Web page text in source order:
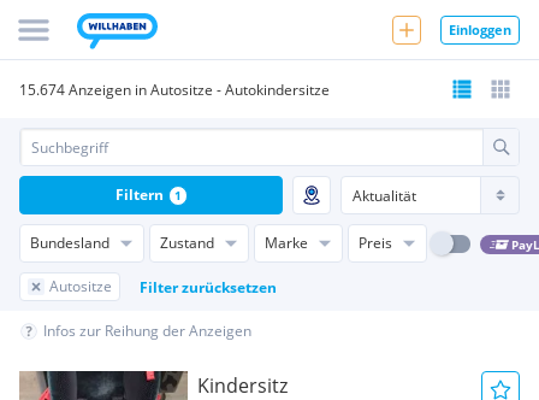
Einloggen
15.674 Anzeigen in Autositze - Autokindersitze
Bundesland Zustand Marke Preis
Autositze Filter zurücksetzen
Filtern 1
Infos zur Reihung der Anzeigen
Kindersitz